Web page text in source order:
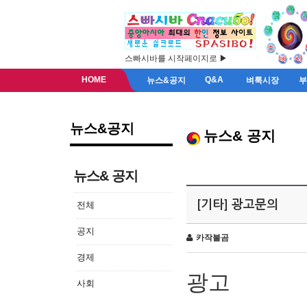
스빠시바를 시작페이지로 ▶
HOME 뉴스&공지 Q&A 벼룩시장
뉴스&공지
뉴스& 공지
전체
공지
경제
사회
뉴스& 공지
[기타] 광고문의
카작불곰
광고